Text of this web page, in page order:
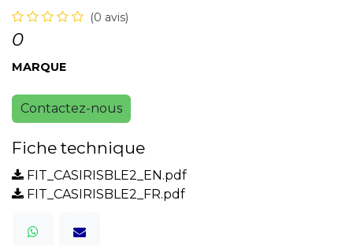
(0 avis)
0
MARQUE
Contactez-nous
Fiche technique
FIT_CASIRISBLE2_EN.pdf
FIT_CASIRISBLE2_FR.pdf